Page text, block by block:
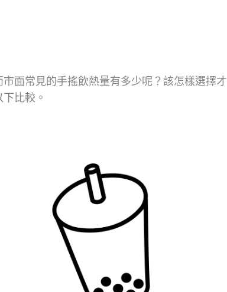
面常見的手搖飲熱量有多少呢？該怎樣選擇才
比較。